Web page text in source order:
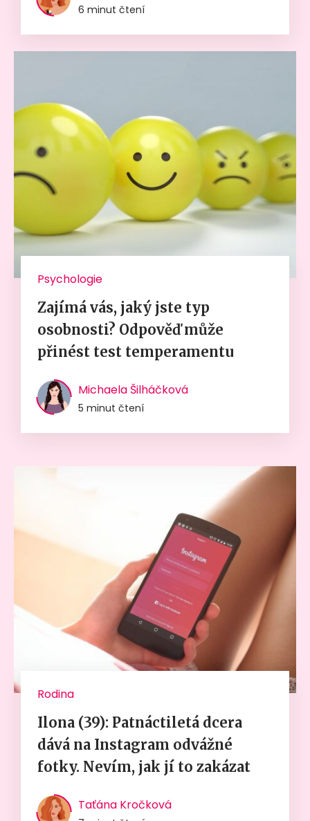
6 minut čtení
Psychologie
Zajímá vás, jaký jste typ
osobnosti? Odpověď může
přinést test temperamentu
Michaela Šilháčková
5 minut čtení
Rodina
Ilona (39): Patnáctiletá dcera
dává na Instagram odvážné
fotky. Nevím, jak jí to zakázat
Taťána Kročková